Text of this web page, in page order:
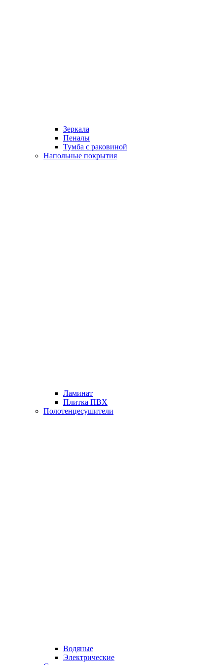
Зеркала
Пеналы
Тумба с раковиной
Напольные покрытия
Ламинат
Плитка ПВХ
Полотенцесушители
Водяные
Электрические